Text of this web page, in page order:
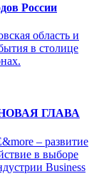
России
область и
в столице
НОВАЯ ГЛАВА
– развитие
в выборе
Business